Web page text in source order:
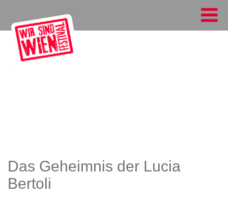
Das Geheimnis der Lucia
Bertoli